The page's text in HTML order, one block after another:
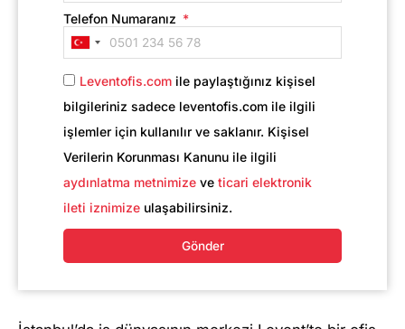
Telefon Numaranız
Turkey
+90
Leventofis.com ile paylaştığınız kişisel
bilgileriniz sadece leventofis.com ile ilgili
işlemler için kullanılır ve saklanır. Kişisel
Verilerin Korunması Kanunu ile ilgili
aydınlatma metnimize ve ticari elektronik
ileti iznimize ulaşabilirsiniz.
Gönder